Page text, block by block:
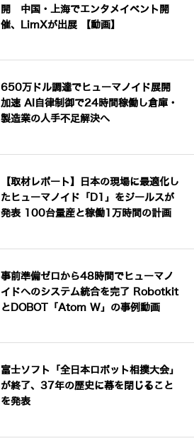
開 中国・上海でエンタメイベント開
催、LimXが出展 【動画】
650万ドル調達でヒューマノイド展開
加速 AI自律制御で24時間稼働し倉庫・
製造業の人手不足解決へ
【取材レポート】日本の現場に最適化し
たヒューマノイド「D1」をジールスが
発表 100台量産と稼働1万時間の計画
事前準備ゼロから48時間でヒューマノ
イドへのシステム統合を完了 Robotkit
とDOBOT「Atom W」の事例動画
富士ソフト「全日本ロボット相撲大会」
が終了、37年の歴史に幕を閉じること
を発表